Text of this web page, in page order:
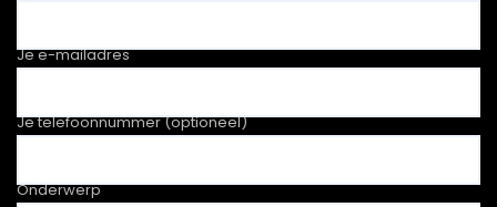
Je e-mailadres
Je telefoonnummer (optioneel)
Onderwerp